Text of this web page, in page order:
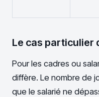
Le cas particulier
Pour les cadres ou
diffère. Le nombre de
que le salarié ne